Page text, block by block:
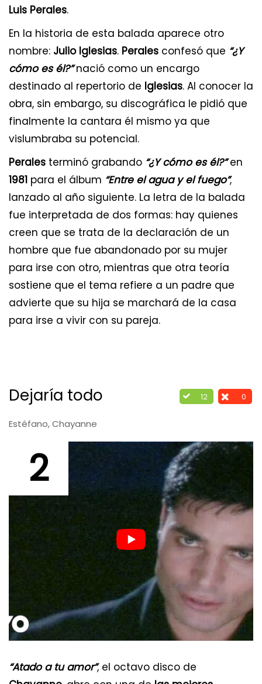
Luis Perales.
En la historia de esta balada aparece otro
nombre: Julio Iglesias. Perales confesó que “¿Y
cómo es él?”nació como un encargo
destinado al repertorio de Iglesias. Al conocer la
obra, sin embargo, su discográfica le pidió que
finalmente la cantara él mismo ya que
vislumbraba su potencial.
Perales terminó grabando “¿Y cómo es él?”en
1981 para el álbum “Entre el agua y el fuego”,
lanzado al año siguiente. La letra de la balada
fue interpretada de dos formas: hay quienes
creen que se trata de la declaración de un
hombre que fue abandonado por su mujer
para irse con otro, mientras que otra teoría
sostiene que el tema refiere a un padre que
advierte que su hija se marchará de la casa
para irse a vivir con su pareja.
12 0
Dejaría todo
Estéfano, Chayanne
2
“Atado a tu amor”, el octavo disco de